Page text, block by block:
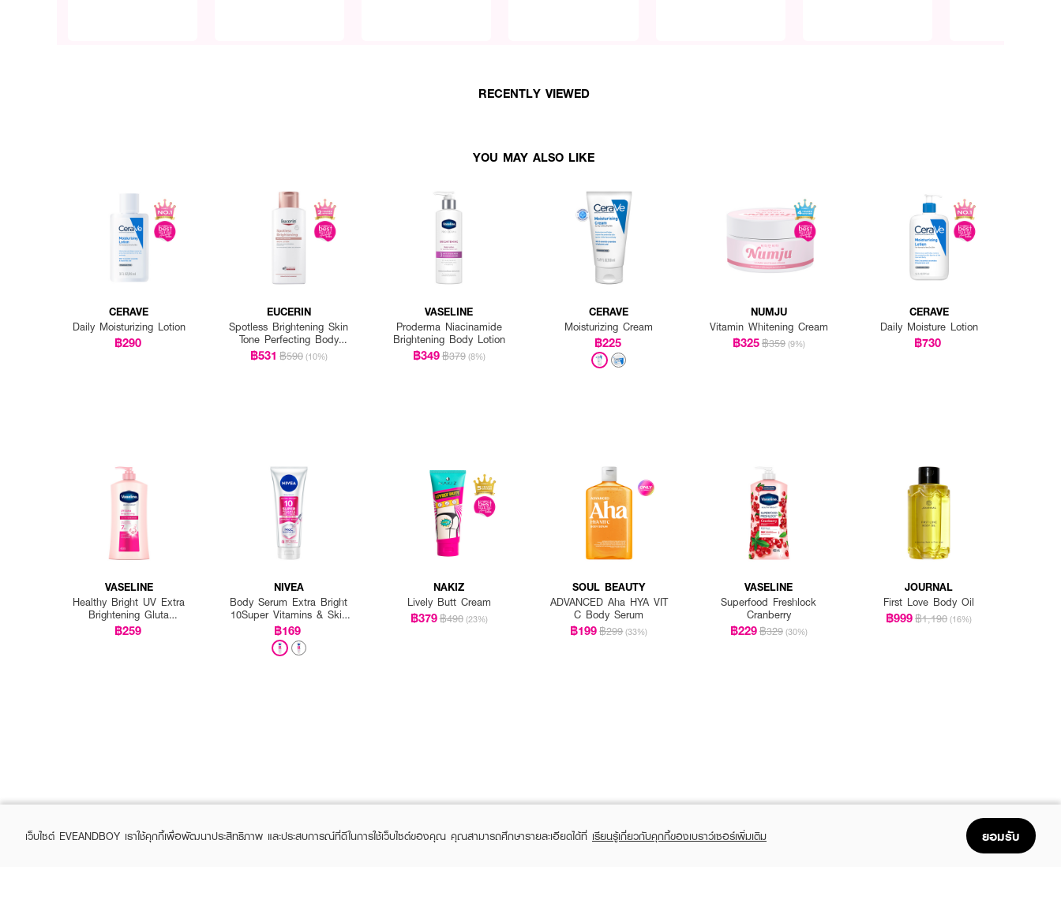
RECENTLY VIEWED
YOU MAY ALSO LIKE
CERAVE
Daily Moisturizing Lotion
฿290
EUCERIN
Spotless Brightening Skin
Tone Perfecting Body
Lotion
฿531 ฿590 (10%)
VASELINE
Proderma Niacinamide
Brightening Body Lotion
฿349฿379 (8%)
CERAVE
Moisturizing Cream
฿225
NUMJU
Vitamin Whitening Cream
฿325฿359 (9%)
CERAVE
Daily Moisture Lotion
฿730
VASELINE
Healthy Bright UV Extra
Brightening Gluta
Ceramide Lotion
฿259
NIVEA
Body Serum Extra Bright
10Super Vitamins & Skin
Foods Glow Perfection
฿169
NAKIZ
Lively Butt Cream
฿379฿490 (23%)
SOUL BEAUTY
ADVANCED Aha HYA VIT
C Body Serum
฿199฿299 (33%)
VASELINE
Superfood Freshlock
Cranberry
฿229฿329 (30%)
JOURNAL
First Love Body Oil
฿999฿1,190 (16%)
เว็บไซต์ EVEANDBOY เราใช้คุกกี้เพื่อพัฒนาประสิทธิภาพ และประสบการณ์ที่ดีในการใช้เว็บไซต์ของคุณ คุณสามารถศึกษารายละเอียดได้ที่ เรียนรู้เกี่ยวกับคุกกี้ของเบราว์เซอร์เพิ่มเติม ยอมรับ